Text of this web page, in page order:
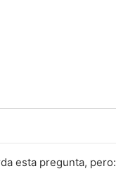
esta pregunta, pero: